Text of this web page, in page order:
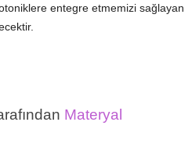
entegre etmemizi sağlayan
Materyal